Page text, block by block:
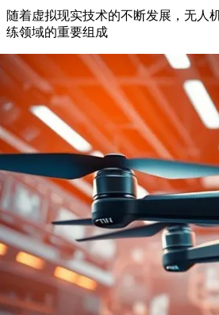
随着虚拟现实技术的不断发展，无人
练领域的重要组成